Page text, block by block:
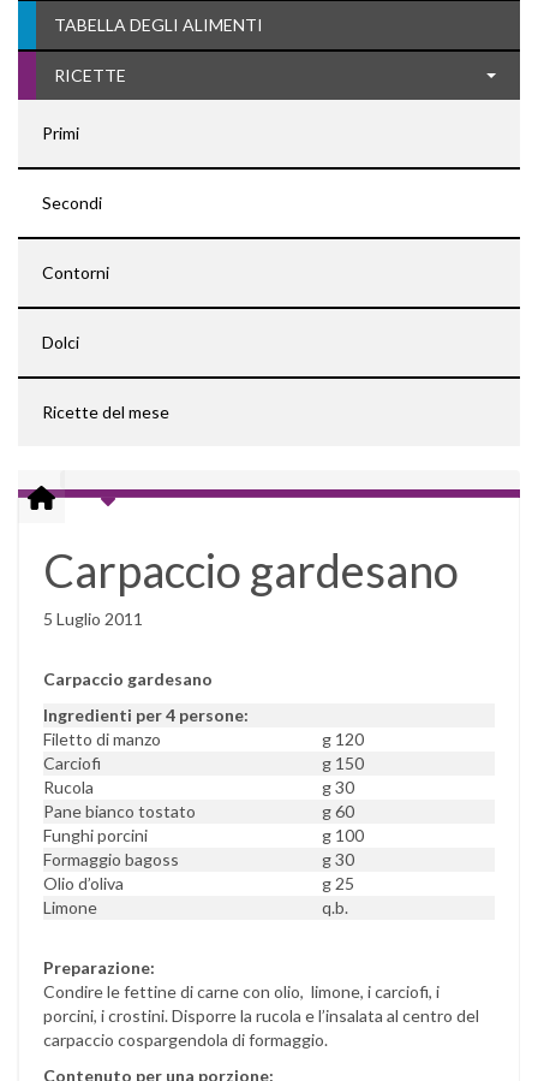
TABELLA DEGLI ALIMENTI
RICETTE
Primi
Secondi
Contorni
Dolci
Ricette del mese
Carpaccio gardesano
5 Luglio 2011
Carpaccio gardesano
Ingredienti per 4 persone:
Filetto di manzo
g 120
Carciofi
g 150
Rucola
g 30
Pane bianco tostato
g 60
Funghi porcini
g 100
Formaggio bagoss
g 30
Olio d’oliva
g 25
Limone
q.b.
Preparazione:
Condire le fettine di carne con olio, limone, i carciofi, i
porcini, i crostini. Disporre la rucola e l’insalata al centro del
carpaccio cospargendola di formaggio.
Contenuto per una porzione: